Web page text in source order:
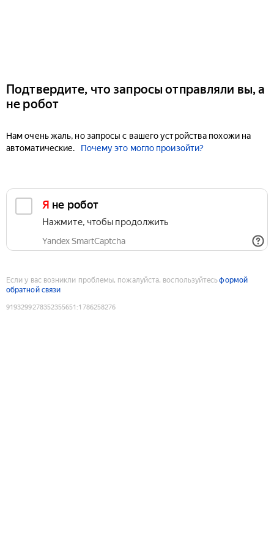
Подтвердите, что запросы отправляли вы, а
не робот
Нам очень жаль, но запросы с вашего устройства похожи на
автоматические.
Почему это могло произойти?
Я не робот
Нажмите, чтобы продолжить
Yandex SmartCaptcha
Если у вас возникли проблемы, пожалуйста, воспользуйтесьформой
обратной связи
9193299278352355651 :1786258276